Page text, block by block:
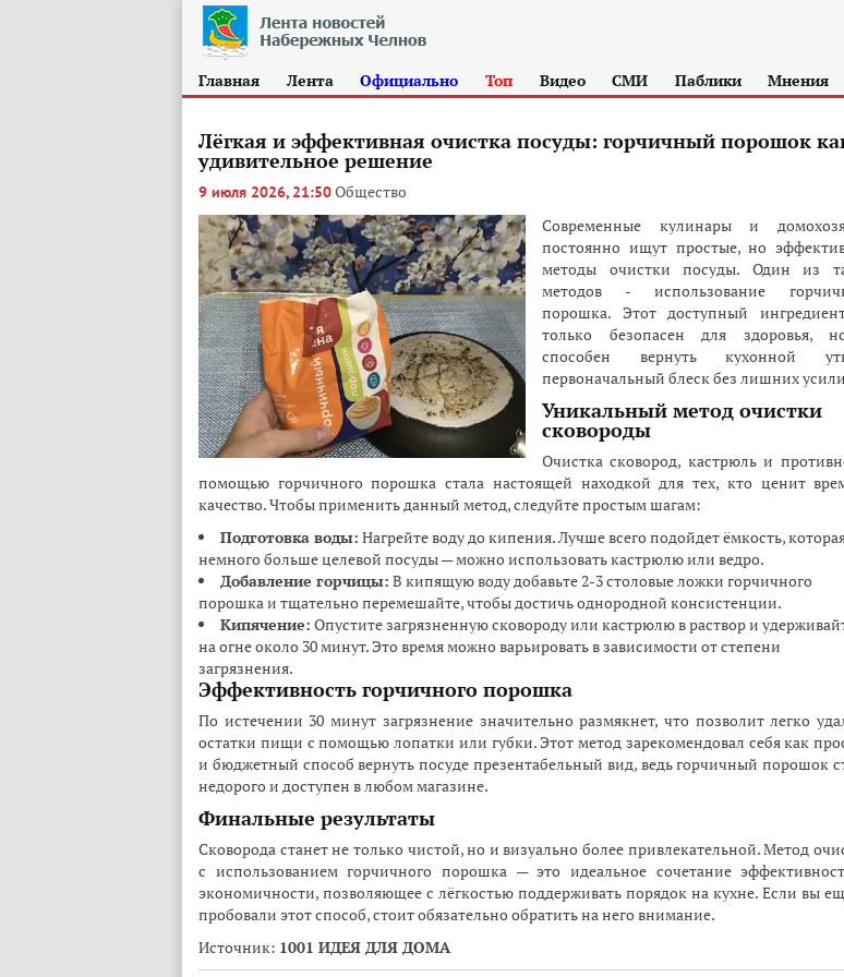
Главная Лента Официально Топ Видео СМИ Паблики Мнения
Лёгкая и эффективная очистка посуды: горчичный порошок
удивительное решение
9 июля 2026, 21:50Общество
Современные кулинары и
постоянно ищут простые, но
методы очистки посуды. Один из
методов - использование
порошка. Этот доступный
только безопасен для здоровья,
способен вернуть кухонной
первоначальный блеск без лишних
Уникальный метод очистки
сковороды
Очистка сковород, кастрюль и
помощью горчичного порошка стала настоящей находкой для тех, кто ценит
качество. Чтобы применить данный метод, следуйте простым шагам:
Подготовка воды: Нагрейте воду до кипения. Лучше всего подойдет ёмкость,
немного больше целевой посуды — можно использовать кастрюлю или ведро.
Добавление горчицы: В кипящую воду добавьте 2-3 столовые ложки горчичного
порошка и тщательно перемешайте, чтобы достичь однородной консистенции.
Кипячение: Опустите загрязненную сковороду или кастрюлю в раствор и
на огне около 30 минут. Это время можно варьировать в зависимости от степени
загрязнения.
Эффективность горчичного порошка
По истечении 30 минут загрязнение значительно размякнет, что позволит легко
остатки пищи с помощью лопатки или губки. Этот метод зарекомендовал себя как
и бюджетный способ вернуть посуде презентабельный вид, ведь горчичный порошок
недорого и доступен в любом магазине.
Финальные результаты
Сковорода станет не только чистой, но и визуально более привлекательной. Метод
с использованием горчичного порошка — это идеальное сочетание
экономичности, позволяющее с лёгкостью поддерживать порядок на кухне. Если вы
пробовали этот способ, стоит обязательно обратить на него внимание.
Источник: 1001 ИДЕЯ ДЛЯ ДОМА